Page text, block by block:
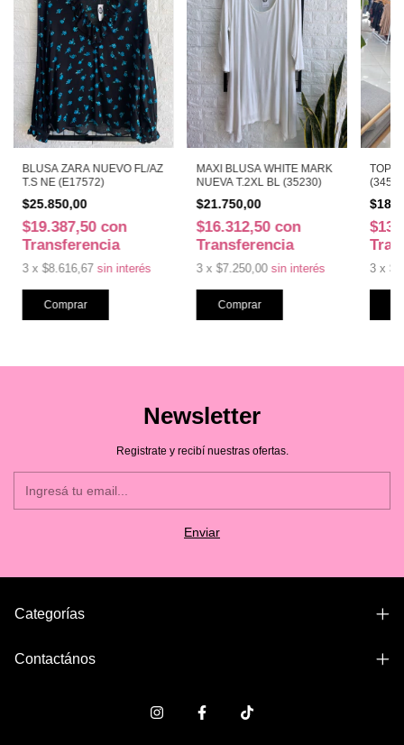
BLUSA ZARA NUEVO FL/AZ
T.S NE (E17572)
$25.850,00
$19.387,50 con
Transferencia
3 x $8.616,67 sin interés
MAXI BLUSA WHITE MARK
NUEVA T.2XL BL (35230)
$21.750,00
$16.312,50 con
Transferencia
3 x $7.250,00 sin interés
TOP
3 x
Newsletter
Registrate y recibí nuestras ofertas.
Categorías
Contactános